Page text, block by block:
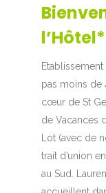
pas moins de
cœur de St
de Vacances
Lot (avec de
trait d’union
au Sud.